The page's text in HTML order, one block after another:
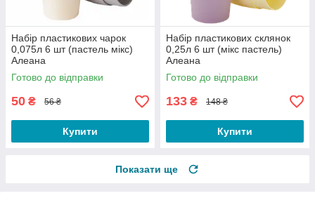
Набір пластикових чарок
0,075л 6 шт (пастель мікс)
Алеана
Готово до відправки
50 ₴ 56 ₴
Купити
Набір пластикових склянок
0,25л 6 шт (мікс пастель)
Алеана
Готово до відправки
133 ₴ 148 ₴
Купити
Показати ще